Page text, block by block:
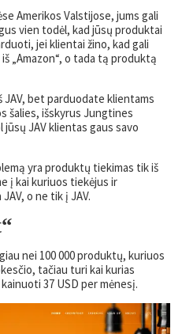
Amerikos Valstijose, jums gali
vien todėl, kad jūsų produktai
jei klientai žino, kad gali
„Amazon“, o tada tą produktą
bet parduodate klientams
šalies, išskyrus Jungtines
JAV klientas gaus savo
yra produktų tiekimas tik iš
į kai kuriuos tiekėjus ir
o ne tik į JAV.
nei 100 000 produktų, kuriuos
tačiau turi kai kurias
37 USD per mėnesį.